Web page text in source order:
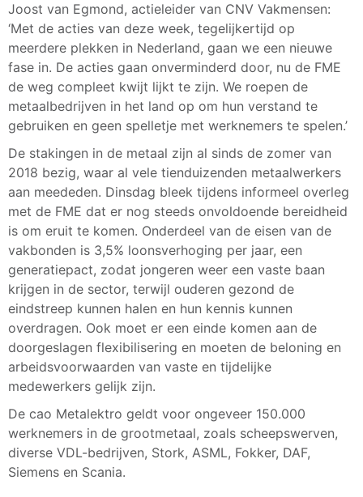
Joost van Egmond, actieleider van CNV Vakmensen:
‘Met de acties van deze week, tegelijkertijd op
meerdere plekken in Nederland, gaan we een nieuwe
fase in. De acties gaan onverminderd door, nu de FME
de weg compleet kwijt lijkt te zijn. We roepen de
metaalbedrijven in het land op om hun verstand te
gebruiken en geen spelletje met werknemers te spelen.’
De stakingen in de metaal zijn al sinds de zomer van
2018 bezig, waar al vele tienduizenden metaalwerkers
aan meededen. Dinsdag bleek tijdens informeel overleg
met de FME dat er nog steeds onvoldoende bereidheid
is om eruit te komen. Onderdeel van de eisen van de
vakbonden is 3,5% loonsverhoging per jaar, een
generatiepact, zodat jongeren weer een vaste baan
krijgen in de sector, terwijl ouderen gezond de
eindstreep kunnen halen en hun kennis kunnen
overdragen. Ook moet er een einde komen aan de
doorgeslagen flexibilisering en moeten de beloning en
arbeidsvoorwaarden van vaste en tijdelijke
medewerkers gelijk zijn.
De cao Metalektro geldt voor ongeveer 150.000
werknemers in de grootmetaal, zoals scheepswerven,
diverse VDL-bedrijven, Stork, ASML, Fokker, DAF,
Siemens en Scania.